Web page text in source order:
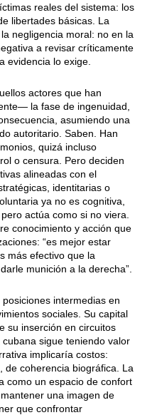
reales del sistema: los
libertades básicas. La
negligencia moral: no en la
a revisar críticamente
evidencia lo exige.
actores que han
la fase de ingenuidad,
asumiendo una
autoritario. Saben. Han
quizá incluso
o censura. Pero deciden
alineadas con el
identitarias o
ya no es cognitiva,
actúa como si no viera.
conocimiento y acción que
“es mejor estar
más efectivo que la
munición a la derecha”.
intermedias en
sociales. Su capital
su inserción en circuitos
sigue teniendo valor
implicaría costos:
de coherencia biográfica. La
como un espacio de confort
una imagen de
que confrontar